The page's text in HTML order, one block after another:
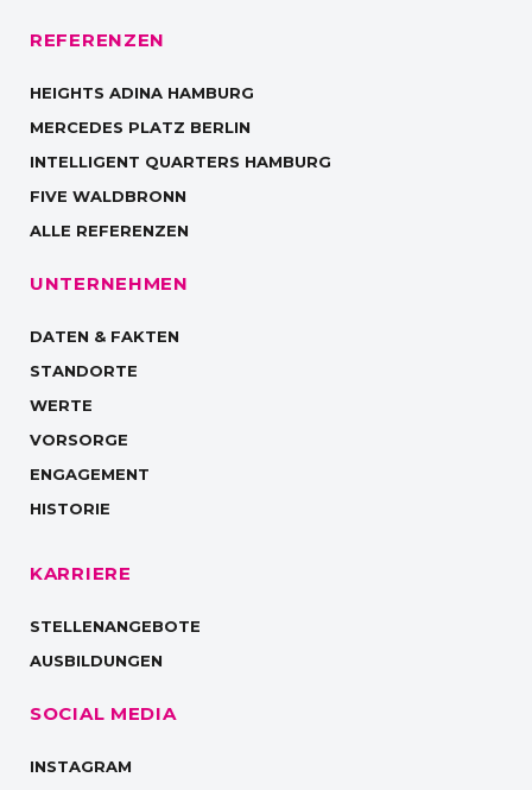
REFERENZEN
HEIGHTS ADINA HAMBURG
MERCEDES PLATZ BERLIN
INTELLIGENT QUARTERS HAMBURG
FIVE WALDBRONN
ALLE REFERENZEN
UNTERNEHMEN
DATEN & FAKTEN
STANDORTE
WERTE
VORSORGE
ENGAGEMENT
HISTORIE
KARRIERE
STELLENANGEBOTE
AUSBILDUNGEN
SOCIAL MEDIA
INSTAGRAM